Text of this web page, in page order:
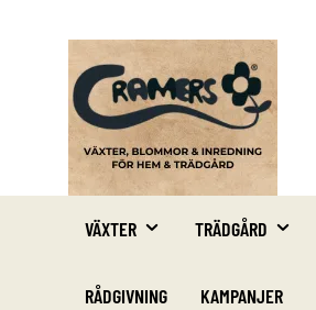
VÄXTER TRÄDGÅRD
RÅDGIVNING KAMPANJER